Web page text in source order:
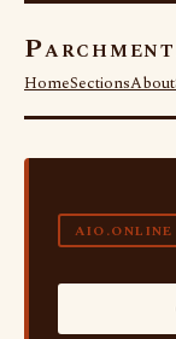
HomeSectionsAbout
AIO.ONLINE